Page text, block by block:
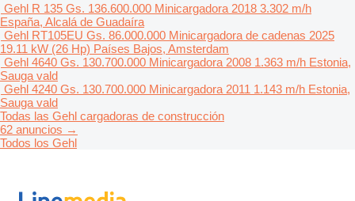
Gehl R 135 Gs. 136.600.000 Minicargadora 2018 3.302 m/h
España, Alcalá de Guadaíra
Gehl RT105EU Gs. 86.000.000 Minicargadora de cadenas 2025
19.11 kW (26 Hp) Países Bajos, Amsterdam
Gehl 4640 Gs. 130.700.000 Minicargadora 2008 1.363 m/h Estonia,
Sauga vald
Gehl 4240 Gs. 130.700.000 Minicargadora 2011 1.143 m/h Estonia,
Sauga vald
Todas las Gehl cargadoras de construcción
62 anuncios →
Todos los Gehl